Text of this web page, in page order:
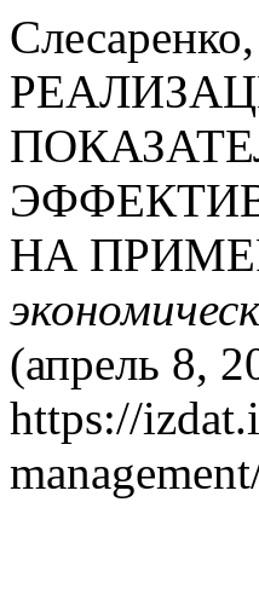
НА
(апрель 8,
https://